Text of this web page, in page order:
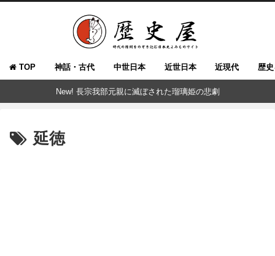
TOP 神話・古代 中世日本 近世日本 近現代 歴
New! 長宗我部元親に滅ぼされた瑠璃姫の悲劇
延徳